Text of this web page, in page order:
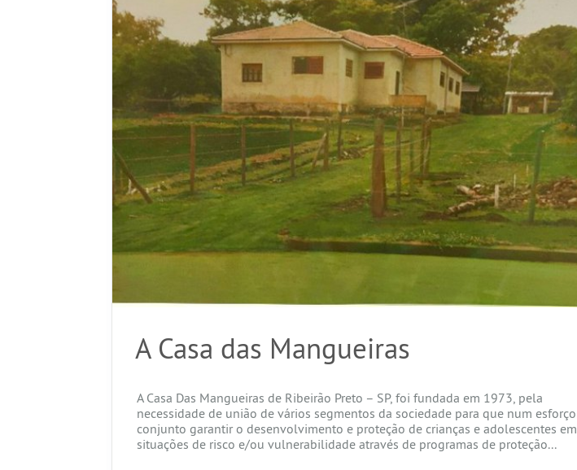
A Casa das Mangueiras
A Casa Das Mangueiras de Ribeirão Preto – SP, foi fundada em 1973, pela
necessidade de união de vários segmentos da sociedade para que num esforço
conjunto garantir o desenvolvimento e proteção de crianças e adolescentes em
situações de risco e/ou vulnerabilidade através de programas de proteção...